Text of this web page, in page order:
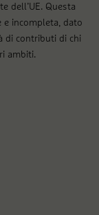
dell’UE. Questa
e incompleta, dato
di contributi di chi
ambiti.